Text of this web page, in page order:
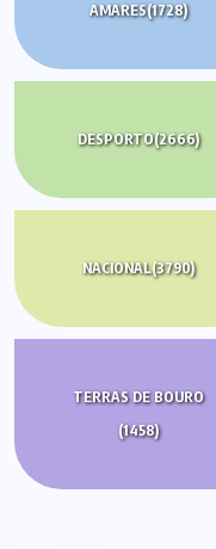
AMARES(1728)
DESPORTO(2666)
NACIONAL(3790)
TERRAS DE BOURO
(1458)